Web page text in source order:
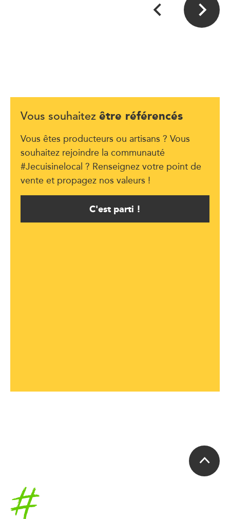
Vous souhaitez être référencés
Vous êtes producteurs ou artisans ? Vous
souhaitez rejoindre la communauté
#Jecuisinelocal ? Renseignez votre point de
vente et propagez nos valeurs !
C'est parti !
Accueil